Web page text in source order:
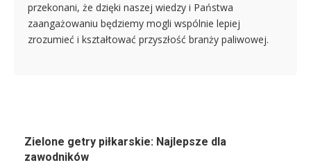
przekonani, że dzięki naszej wiedzy i Państwa
zaangażowaniu będziemy mogli wspólnie lepiej
zrozumieć i kształtować przyszłość branży paliwowej.
Zielone getry piłkarskie: Najlepsze dla
zawodników